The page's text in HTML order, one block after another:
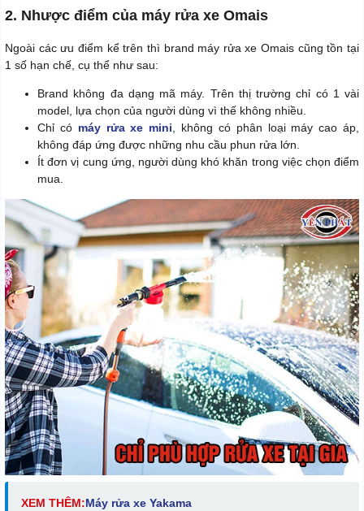
2. Nhược điểm của máy rửa xe Omais
Ngoài các ưu điểm kể trên thì brand máy rửa xe Omais cũng tồn tại
1 số hạn chế, cụ thể như sau:
Brand không đa dạng mã máy. Trên thị trường chỉ có 1 vài
model, lựa chọn của người dùng vì thế không nhiều.
Chỉ có máy rửa xe mini , không có phân loại máy cao áp,
không đáp ứng được những nhu cầu phun rửa lớn.
Ít đơn vị cung ứng, người dùng khó khăn trong việc chọn điểm
mua.
XEM THÊM:Máy rửa xe Yakama